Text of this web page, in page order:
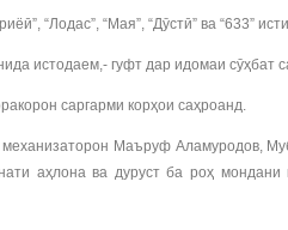
“Лодас”, “Мая”, “Дӯстӣ” ва “633”
истодаем,- гуфт дар идомаи сӯҳбат
саргарми корҳои саҳроанд.
механизаторон Маъруф Аламуродов,
аҳлона ва дуруст ба роҳ мондани